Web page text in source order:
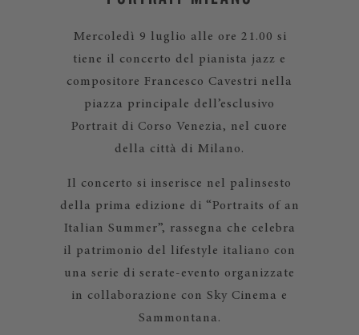
Mercoledì 9 luglio alle ore 21.00 si
tiene il concerto del pianista jazz e
compositore Francesco Cavestri nella
piazza principale dell’esclusivo
Portrait di Corso Venezia, nel cuore
della città di Milano.
Il concerto si inserisce nel palinsesto
della prima edizione di “Portraits of an
Italian Summer”, rassegna che celebra
il patrimonio del lifestyle italiano con
una serie di serate-evento organizzate
in collaborazione con Sky Cinema e
Sammontana.